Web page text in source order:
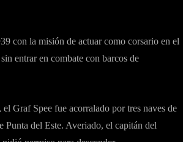
con la misión de actuar como corsario en el
entrar en combate con barcos de
Graf Spee fue acorralado por tres naves de
Punta del Este. Averiado, el capitán del